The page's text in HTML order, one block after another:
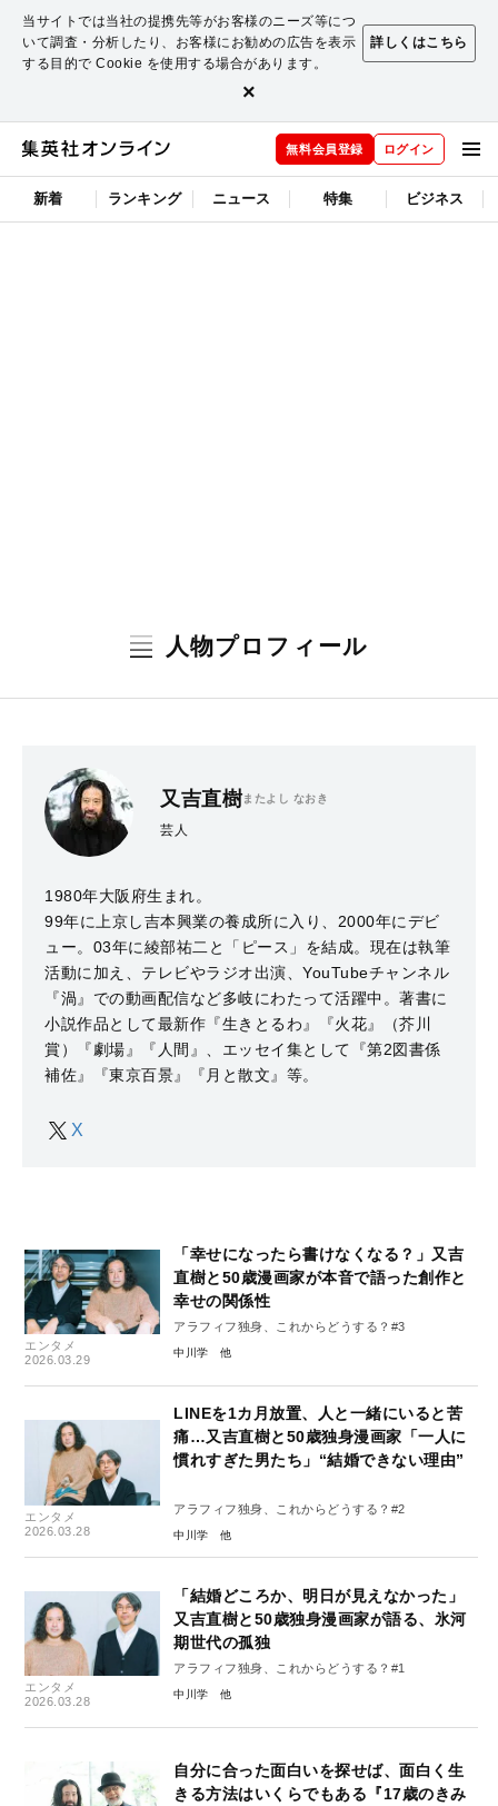
当サイトでは当社の提携先等がお客様のニーズ等につ
いて調査・分析したり、お客様にお勧めの広告を表示
する目的で Cookie を使用する場合があります。
詳しくはこちら
×
無料会員登録 ログイン
新着 ランキング ニュース 特集 ビジネス
人物プロフィール
又吉直樹またよし なおき
芸人
1980年大阪府生まれ。
99年に上京し吉本興業の養成所に入り、2000年にデビ
ュー。03年に綾部祐二と「ピース」を結成。現在は執筆
活動に加え、テレビやラジオ出演、YouTubeチャンネル
『渦』での動画配信など多岐にわたって活躍中。著書に
小説作品として最新作『生きとるわ』『火花』（芥川
賞）『劇場』『人間』、エッセイ集として『第2図書係
補佐』『東京百景』『月と散文』等。
X
エンタメ
2026.03.29
「幸せになったら書けなくなる？」又吉
直樹と50歳漫画家が本音で語った創作と
幸せの関係性
アラフィフ独身、これからどうする？#3
中川学
エンタメ
2026.03.28
LINEを1カ月放置、人と一緒にいると苦
痛…又吉直樹と50歳独身漫画家「一人に
慣れすぎた男たち」“結婚できない理由”
アラフィフ独身、これからどうする？#2
中川学
エンタメ
2026.03.28
「結婚どころか、明日が見えなかった」
又吉直樹と50歳独身漫画家が語る、氷河
期世代の孤独
アラフィフ独身、これからどうする？#1
中川学
自分に合った面白いを探せば、面白く生
きる方法はいくらでもある『17歳のきみ